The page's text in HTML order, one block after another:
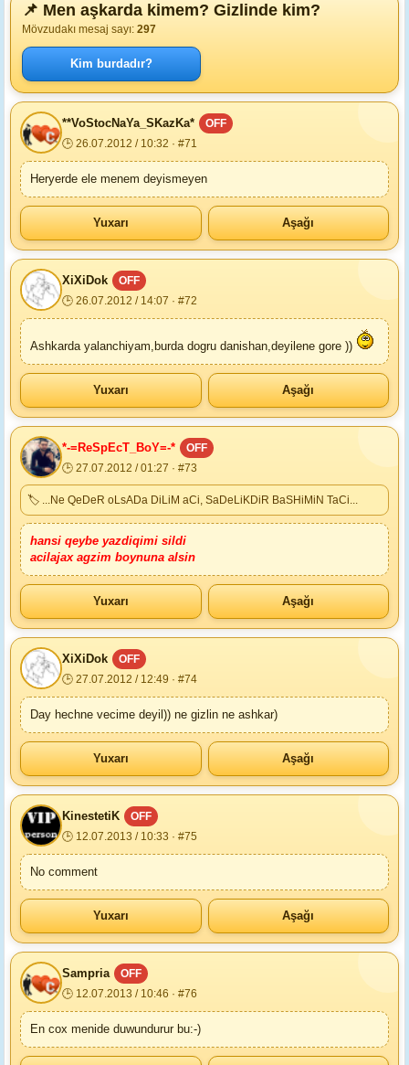
📌 Men aşkarda kimem? Gizlinde kim?
Mövzudakı mesaj sayı: 297
Kim burdadır?
**VoStocNaYa_SKazKa*
OFF
🕒 26.07.2012 / 10:32 · #71
Heryerde ele menem deyismeyen
Yuxarı Aşağı
XiXiDok
OFF
🕒 26.07.2012 / 14:07 · #72
Ashkarda yalanchiyam,burda dogru danishan,deyilene gore ))
Yuxarı Aşağı
*-=ReSpEcT_BoY=-*
OFF
🕒 27.07.2012 / 01:27 · #73
🏷 ...Ne QeDeR oLsADa DiLiM aCi, SaDeLiKDiR BaSHiMiN TaCi...
hansi qeybe yazdiqimi sildi
acilajax agzim boynuna alsin
Yuxarı Aşağı
XiXiDok
OFF
🕒 27.07.2012 / 12:49 · #74
Day hechne vecime deyil)) ne gizlin ne ashkar)
Yuxarı Aşağı
KinestetiK
OFF
🕒 12.07.2013 / 10:33 · #75
No comment
Yuxarı Aşağı
Sampria
OFF
🕒 12.07.2013 / 10:46 · #76
En cox menide duwundurur bu:-)